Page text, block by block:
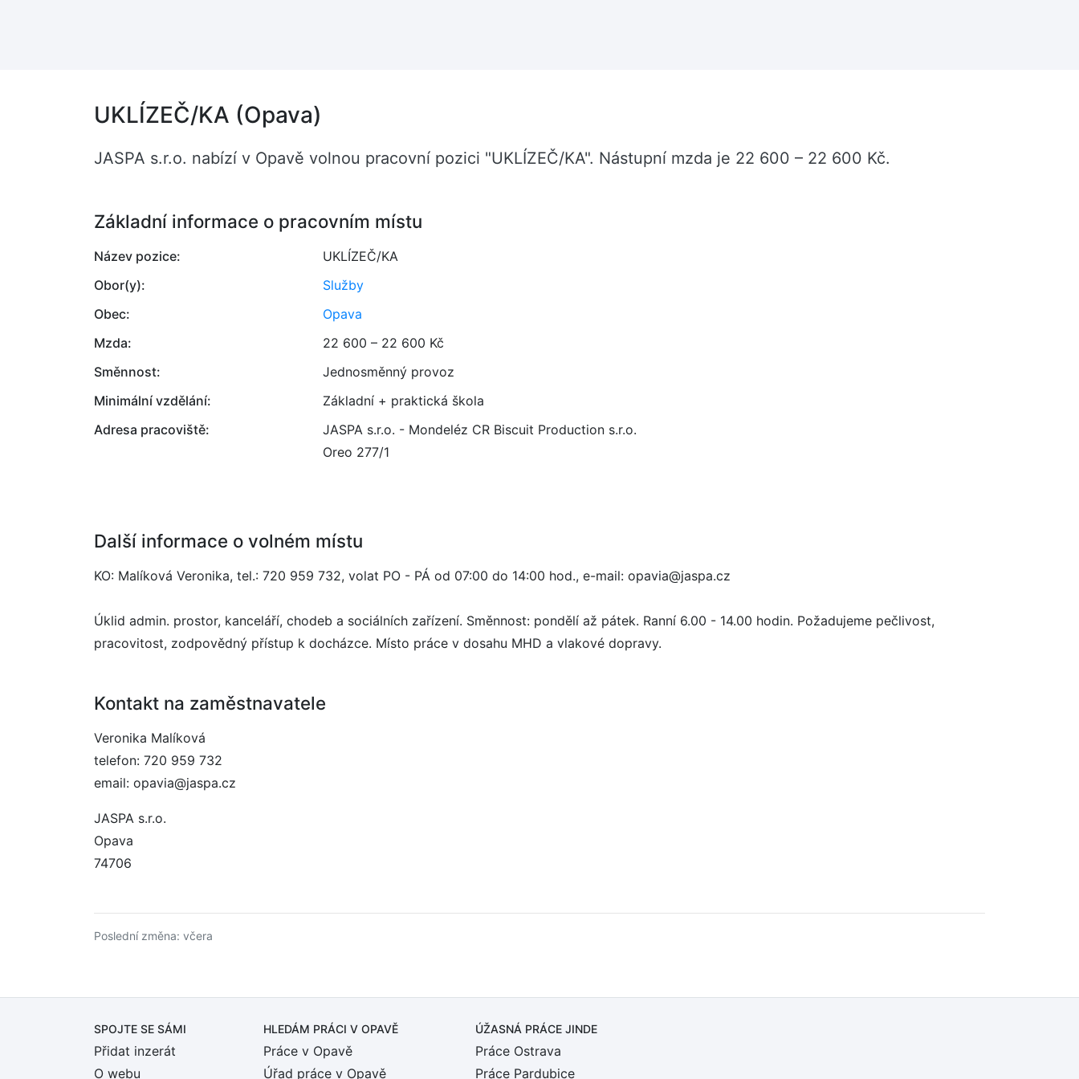
UKLÍZEČ/KA (Opava)
JASPA s.r.o. nabízí v Opavě volnou pracovní pozici "UKLÍZEČ/KA". Nástupní mzda je 22 600 – 22 600 Kč.
Základní informace o pracovním místu
Název pozice:
UKLÍZEČ/KA
Obor(y):
Služby
Obec:
Opava
Mzda:
22 600 – 22 600 Kč
Směnnost:
Jednosměnný provoz
Minimální vzdělání:
Základní + praktická škola
Adresa pracoviště:
JASPA s.r.o. - Mondeléz CR Biscuit Production s.r.o.
Oreo 277/1
Další informace o volném místu
KO: Malíková Veronika, tel.: 720 959 732, volat PO - PÁ od 07:00 do 14:00 hod., e-mail: opavia@jaspa.cz
Úklid admin. prostor, kanceláří, chodeb a sociálních zařízení. Směnnost: pondělí až pátek. Ranní 6.00 - 14.00 hodin. Požadujeme pečlivost,
pracovitost, zodpovědný přístup k docházce. Místo práce v dosahu MHD a vlakové dopravy.
Kontakt na zaměstnavatele
Veronika Malíková
telefon: 720 959 732
email: opavia@jaspa.cz
JASPA s.r.o.
Opava
74706
Poslední změna: včera
SPOJTE SE SÁMI
Přidat inzerát
O webu
HLEDÁM PRÁCI V OPAVĚ
Práce v Opavě
Úřad práce v Opavě
ÚŽASNÁ PRÁCE JINDE
Práce Ostrava
Práce Pardubice